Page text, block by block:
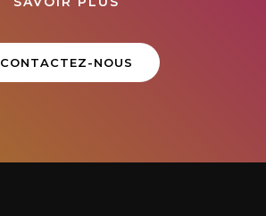
CONTACTEZ-NOUS